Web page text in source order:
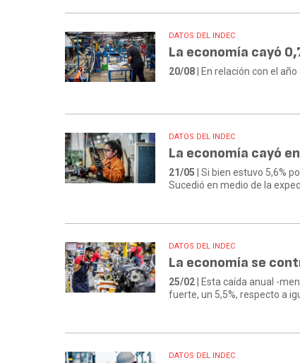
DATOS DEL INDEC
La economía cayó
20/08 | En relación con el
DATOS DEL INDEC
La economía cayó
21/05 | Si bien estuvo 5,6%
Sucedió en medio de la
DATOS DEL INDEC
La economía se
25/02 | Esta caída anual -
fuerte, un 5,5%, respecto a
DATOS DEL INDEC